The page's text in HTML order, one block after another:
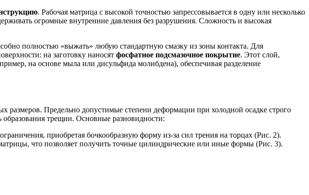
. Рабочая матрица с высокой точностью запрессовывается в одну или несколько
огромные внутренние давления без разрушения. Сложность и высокая
полностью «выжать» любую стандартную смазку из зоны контакта. Для
на заготовку наносят фосфатное подсмазочное покрытие. Этот слой,
на основе мыла или дисульфида молибдена), обеспечивая разделение
Предельно допустимые степени деформации при холодной осадке строго
трещин. Основные разновидности:
приобретая бочкообразную форму из-за сил трения на торцах (Рис. 2).
что позволяет получить точные цилиндрические или иные формы (Рис. 3).